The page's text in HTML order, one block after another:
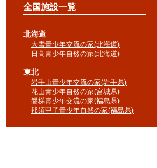
全国施設一覧
北海道
大雪青少年交流の家(北海道)
日高青少年自然の家(北海道)
東北
岩手山青少年交流の家(岩手県)
花山青少年自然の家(宮城県)
磐梯青少年交流の家(福島県)
那須甲子青少年自然の家(福島県)